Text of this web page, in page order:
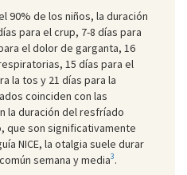
90% de los niños, la duración
para el crup, 7-8 días para
el dolor de garganta, 16
15 días para el
la tos y 21 días para la
coinciden con las
la duración del resfríado
que son significativamente
NICE, la otalgia suele durar
semana y media3.